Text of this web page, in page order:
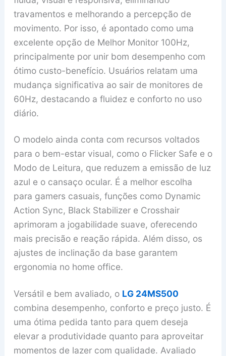
travamentos e melhorando a percepção de
movimento. Por isso, é apontado como uma
excelente opção de Melhor Monitor 100Hz,
principalmente por unir bom desempenho com
ótimo custo-benefício. Usuários relatam uma
mudança significativa ao sair de monitores de
60Hz, destacando a fluidez e conforto no uso
diário.
O modelo ainda conta com recursos voltados
para o bem-estar visual, como o Flicker Safe e o
Modo de Leitura, que reduzem a emissão de luz
azul e o cansaço ocular. É a melhor escolha
para gamers casuais, funções como Dynamic
Action Sync, Black Stabilizer e Crosshair
aprimoram a jogabilidade suave, oferecendo
mais precisão e reação rápida. Além disso, os
ajustes de inclinação da base garantem
ergonomia no home office.
Versátil e bem avaliado, o LG 24MS500
combina desempenho, conforto e preço justo. É
uma ótima pedida tanto para quem deseja
elevar a produtividade quanto para aproveitar
momentos de lazer com qualidade. Avaliado